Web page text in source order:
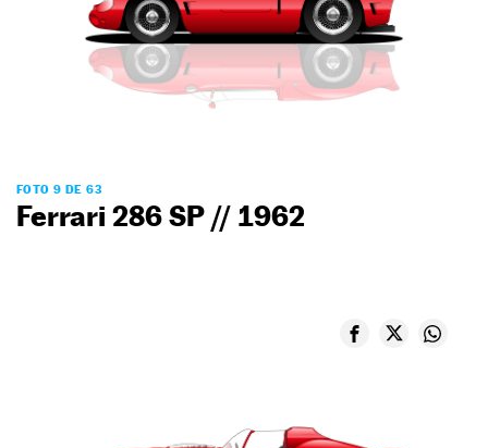
FOTO 9 DE 63
Ferrari 286 SP // 1962